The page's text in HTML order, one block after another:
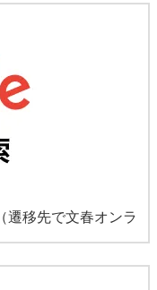
（遷移先で文春オンラ